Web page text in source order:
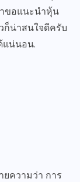
ขอแนะนำหุ้น
ก็น่าสนใจดีครับ
แน่นอน.
ความว่า การ